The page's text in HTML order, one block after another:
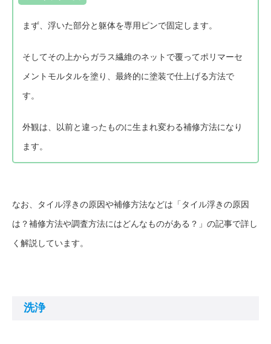
まず、浮いた部分と躯体を専用ピンで固定します。
そしてその上からガラス繊維のネットで覆ってポリマーセ
メントモルタルを塗り、最終的に塗装で仕上げる方法で
す。
外観は、以前と違ったものに生まれ変わる補修方法になり
ます。
なお、タイル浮きの原因や補修方法などは 「タイル浮きの原因
は？補修方法や調査方法にはどんなものがある？」 の記事で詳し
く解説しています。
洗浄